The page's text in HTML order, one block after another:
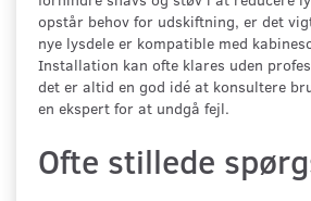
opstår behov for udskiftning, er det
nye lysdele er kompatible med
Installation kan ofte klares uden
det er altid en god idé at konsultere
en ekspert for at undgå fejl.
Ofte stillede